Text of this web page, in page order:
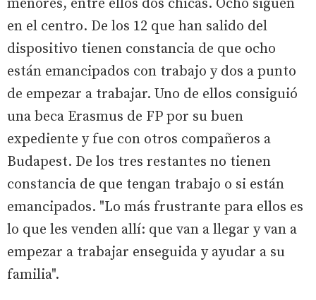
menores, entre ellos dos chicas. Ocho siguen
en el centro. De los 12 que han salido del
dispositivo tienen constancia de que ocho
están emancipados con trabajo y dos a punto
de empezar a trabajar. Uno de ellos consiguió
una beca Erasmus de FP por su buen
expediente y fue con otros compañeros a
Budapest. De los tres restantes no tienen
constancia de que tengan trabajo o si están
emancipados. "Lo más frustrante para ellos es
lo que les venden allí: que van a llegar y van a
empezar a trabajar enseguida y ayudar a su
familia".